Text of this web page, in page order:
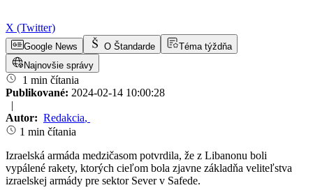
X (Twitter)
Google News O Štandarde
Téma týždňa
Najnovšie správy
1 min čítania
Publikované: 2024-02-14 10:00:28
|
Autor: Redakcia,
1 min čítania
Izraelská armáda medzičasom potvrdila, že z Libanonu boli
vypálené rakety, ktorých cieľom bola zjavne základňa veliteľstva
izraelskej armády pre sektor Sever v Safede.